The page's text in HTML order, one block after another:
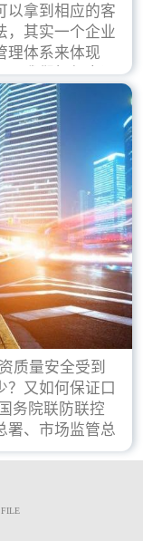
以拿到相应的客
，其实一个企业
理体系来体现
是我们如何去证
就是ISO9001
来细说下企业
质量安全受到
？又如何保证口
务院联防联控
署、市场监管总